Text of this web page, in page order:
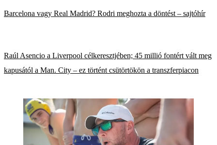
Barcelona vagy Real Madrid? Rodri meghozta a döntést – sajtóhír
Raúl Asencio a Liverpool célkeresztjében; 45 millió fontért vált meg
kapusától a Man. City – ez történt csütörtökön a transzferpiacon